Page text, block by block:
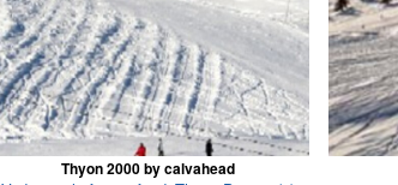
Thyon 2000 by calvahead